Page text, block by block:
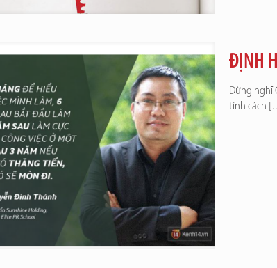
ĐỊNH
Đừng nghĩ
tính cách